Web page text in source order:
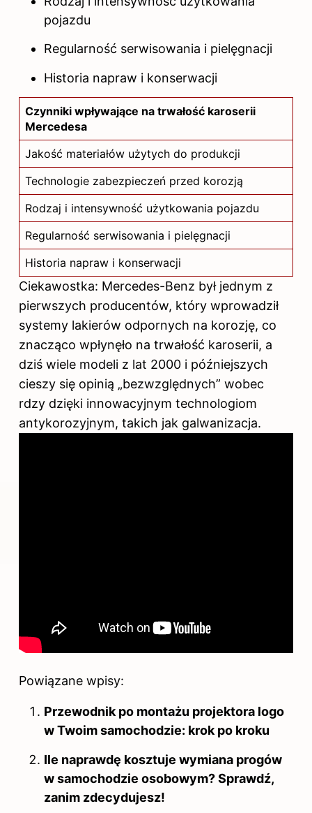
pojazdu
Regularność serwisowania i pielęgnacji
Historia napraw i konserwacji
Czynniki wpływające na trwałość karoserii
Mercedesa
Jakość materiałów użytych do produkcji
Technologie zabezpieczeń przed korozją
Rodzaj i intensywność użytkowania pojazdu
Regularność serwisowania i pielęgnacji
Historia napraw i konserwacji
Ciekawostka: Mercedes-Benz był jednym z
pierwszych producentów, który wprowadził
systemy lakierów odpornych na korozję, co
znacząco wpłynęło na trwałość karoserii, a
dziś wiele modeli z lat 2000 i późniejszych
cieszy się opinią „bezwzględnych” wobec
rdzy dzięki innowacyjnym technologiom
antykorozyjnym, takich jak galwanizacja.
Powiązane wpisy:
Przewodnik po montażu projektora logo
w Twoim samochodzie: krok po kroku
Ile naprawdę kosztuje wymiana progów
w samochodzie osobowym? Sprawdź,
zanim zdecydujesz!